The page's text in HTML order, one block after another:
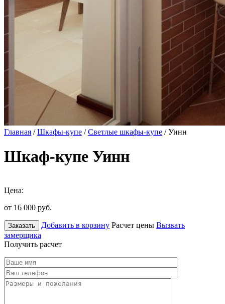
Главная /Шкафы-купе /Светлые шкафы-купе / Уинн
Шкаф-купе Уинн
Цена:
от 16 000 руб.
Заказать Добавить в корзину Расчет цены Вызвать
замерщика
Получить расчет